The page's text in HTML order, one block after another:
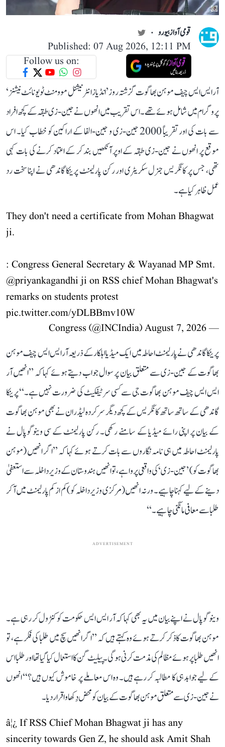
قومی آواز بیورو
Published: 07 Aug 2026, 12:11 PM
Follow us on:
آر ایس ایس چیف موہن بھاگوت گزشتہ روز ’انڈیاز انٹرنیشنل موومنٹ ٹو یونائٹ نیشنز‘
پروگرام میں شامل ہوئے تھے۔ اس تقریب میں انھوں نے جین-زی طبقہ کے کچھ افراد
سے بات کی اور تقریباً 2000 جین-زی و جین-الفا کے اراکین کو خطاب کیا۔ اس
موقع پر انھوں نے جین-زی طبقہ کے اوپر آنکھیں بند کر کے اعتماد کرنے کی بات کہی
تھی، جس پر کانگریس جنرل سکریٹری اور رکن پارلیمنٹ پرینکا گاندھی نے اپنا سخت رد
عمل ظاہر کیا ہے۔
They don't need a certificate from Mohan Bhagwat
ji.
: Congress General Secretary & Wayanad MP Smt.
@priyankagandhiji on RSS chief Mohan Bhagwat's
remarks on students protest
pic.twitter.com/yDLBBmv10W
— Congress (@INCIndia)
August 7, 2026
پرینکا گاندھی نے پارلیمنٹ احاطہ میں ایک میڈیا اہلکار کے ذریعہ آر ایس ایس چیف موہن
بھاگوت کے جین-زی سے متعلق بیان پر سوال جواب دیتے ہوئے کہا کہ ’’انھیں آر
ایس ایس چیف موہن بھاگوت جی سے کسی سرٹیفکیٹ کی ضرورت نہیں ہے۔‘‘ پرینکا
گاندھی کے ساتھ ساتھ کانگریس کے کچھ دیگر سرکردہ لیڈران نے بھی موہن بھاگوت
کے بیان پر اپنی رائے میڈیا کے سامنے رکھی۔ رکن پارلیمنٹ کے سی وینوگوپال نے
پارلیمنٹ احاطہ میں ہی نامہ نگاروں سے بات کرتے ہوئے کہا کہ ’’اگر انھیں (موہن
بھاگوت کو) ’جین-زی‘ کی واقعی پروا ہے، تو انھیں ہندوستان کے وزیر داخلہ سےا ستعفیٰ
دینے کے لیے کہنا چاہیے۔ ورنہ انھیں (مرکزی وزیر داخلہ کو) کم از کم پارلیمنٹ میں آ کر
طلبا سے معافی مانگنی چاہیے۔‘‘
ADVERTISEMENT
وینوگوپال نے اپنے بیان میں یہ بھی کہا کہ آر ایس ایس حکومت کو کنٹرول کر رہی ہے۔
موہن بھاگوت کا ذکر کرتے ہوئے وہ کہتے ہیں کہ ’’اگر انھیں سچ میں طلبا کی فکر ہے، تو
انھیں طلبا پر ہوئے مظالم کی مذمت کرنی ہوگی۔ پیلیٹ گن کا استعمال کیا گیا تھا اور طلبا اس
کے لیے جوابدہی کا مطالبہ کر رہے ہیں۔ وہ اس معاملے پر خاموش کیوں ہیں؟‘‘ انھوں
نے جین-زی سے متعلق موہن بھاگوت کے بیان کو محض دِکھاوا قرار دیا۔
â¦¿ If RSS Chief Mohan Bhagwat ji has any
sincerity towards Gen Z, he should ask Amit Shah